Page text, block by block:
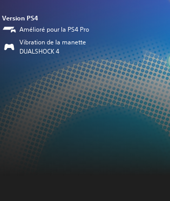
Version PS4
Amélioré pour la PS4 Pro
Vibration de la manette
DUALSHOCK 4